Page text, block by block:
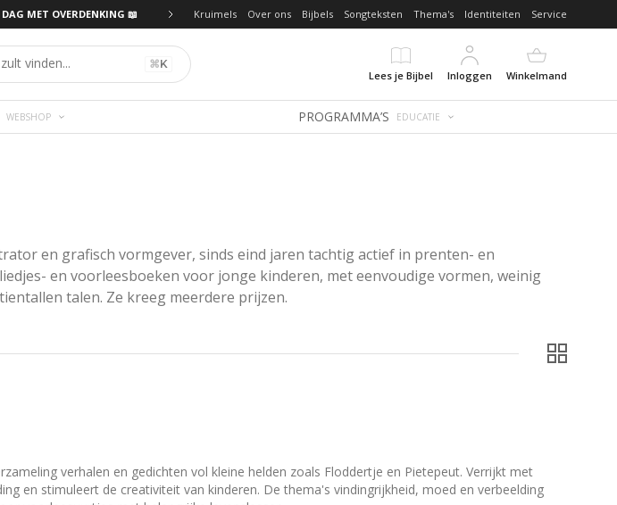
MET OVERDENKING 📖 Kruimels Over ons Bijbels Songteksten Thema's Identiteiten Service
⌘K
Lees je Bijbel
Inloggen Winkelmand
WEBSHOP PROGRAMMA’S EDUCATIE
en grafisch vormgever, sinds eind jaren tachtig actief in prenten- en
en voorleesboeken voor jonge kinderen, met eenvoudige vormen, weinig
talen. Ze kreeg meerdere prijzen.
verhalen en gedichten vol kleine helden zoals Floddertje en Pietepeut. Verrijkt met
en stimuleert de creativiteit van kinderen. De thema's vindingrijkheid, moed en verbeelding